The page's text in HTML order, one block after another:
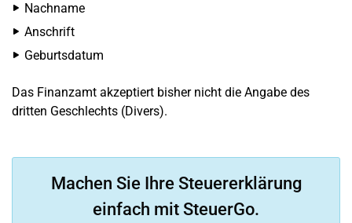
Nachname
Anschrift
Geburtsdatum
Das Finanzamt akzeptiert bisher nicht die Angabe des
dritten Geschlechts (Divers).
Machen Sie Ihre Steuererklärung
einfach mit SteuerGo.